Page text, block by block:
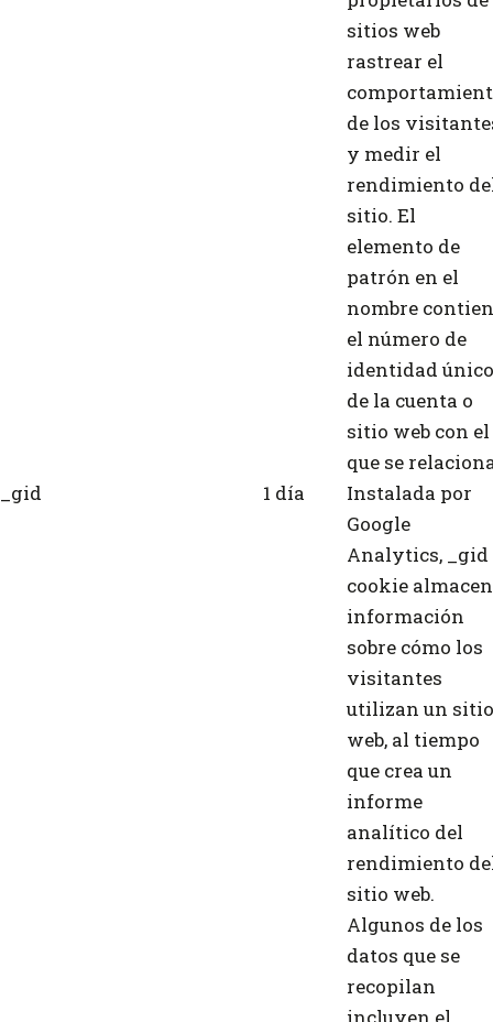
sitios web
rastrear el
de los
y medir el
rendimiento
sitio. El
elemento de
patrón en el
nombre
el número de
identidad único
de la cuenta o
sitio web con el
que se
_gid
1 día
Instalada por
Google
Analytics, _gid
cookie
información
sobre cómo los
visitantes
utilizan un sitio
web, al tiempo
que crea un
informe
analítico del
rendimiento
sitio web.
Algunos de los
datos que se
recopilan